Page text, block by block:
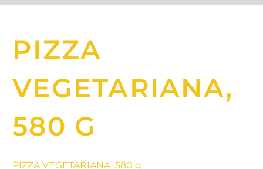
PIZZA
VEGETARIANA,
580 G
PIZZA VEGETARIANA, 580 g